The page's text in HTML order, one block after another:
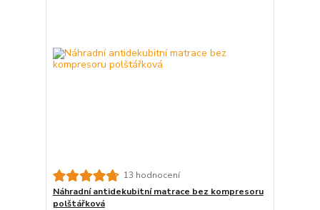
13 hodnocení
Náhradní antidekubitní matrace bez kompresoru
polštářková